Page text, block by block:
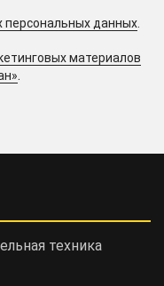
персональных данных.
материалов
.
техника